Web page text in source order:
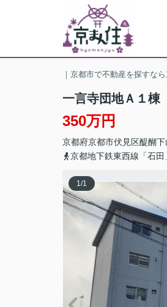
｜京都市で不動産を探すな
一言寺団地Ａ１棟
350万円
京都府京都市伏見区醍醐
京都地下鉄東西線「石
1/1